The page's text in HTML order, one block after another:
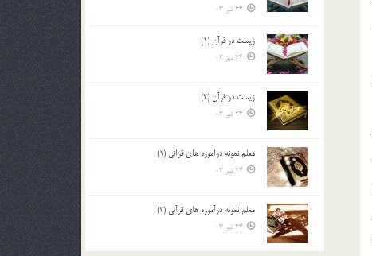
24 تیر 03
زیست در قرآن (1)
24 تیر 03
زیست در قرآن (2)
24 تیر 03
معلم نمونه درآموزه هاي قرآني (1)
24 تیر 03
معلم نمونه درآموزه هاي قرآني (2)
24 تیر 03